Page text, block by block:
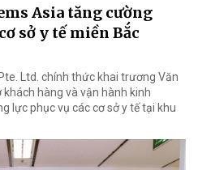
Asia tăng cường
sở y tế miền Bắc
Ltd. chính thức khai trương Văn
hàng và vận hành kinh
lực phục vụ các cơ sở y tế tại khu